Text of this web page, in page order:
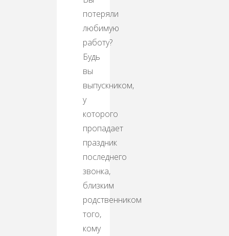
потеряли
любимую
работу?
Будь
вы
выпускником,
у
которого
пропадает
праздник
последнего
звонка,
близким
родственником
того,
кому